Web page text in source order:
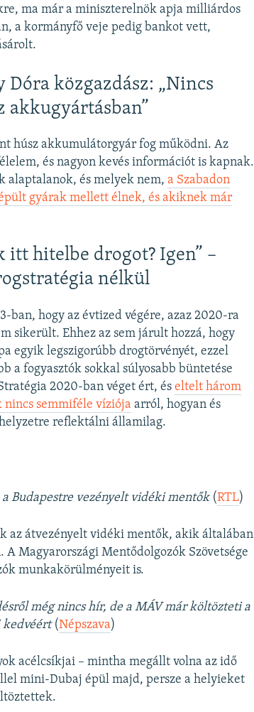
ma már a miniszterelnök apja milliárdos
a kormányfő veje pedig bankot vett,
közgazdász: „Nincs
akkugyártásban”
húsz akkumulátorgyár fog működni. Az
és nagyon kevés információt is kapnak.
alaptalanok, és melyek nem,a Szabadon
gyárak mellett élnek, és akiknek már
itt hitelbe drogot? Igen” –
nélkül
ban, hogy az évtized végére, azaz 2020-ra
sikerült. Ehhez az sem járult hozzá, hogy
egyik legszigorúbb drogtörvényét, ezzel
a fogyasztók sokkal súlyosabb büntetése
2020-ban véget ért, éseltelt három
nincs semmiféle víziója arról, hogyan és
reflektálni államilag.
Budapestre vezényelt vidéki mentők(RTL)
az átvezényelt vidéki mentők, akik általában
Magyarországi Mentődolgozók Szövetsége
munkakörülményeit is.
még nincs hír, de a MÁV már költözteti a
kedvéért(Népszava)
acélcsíkjai – mintha megállt volna az idő
mini-Dubaj épül majd, persze a helyieket